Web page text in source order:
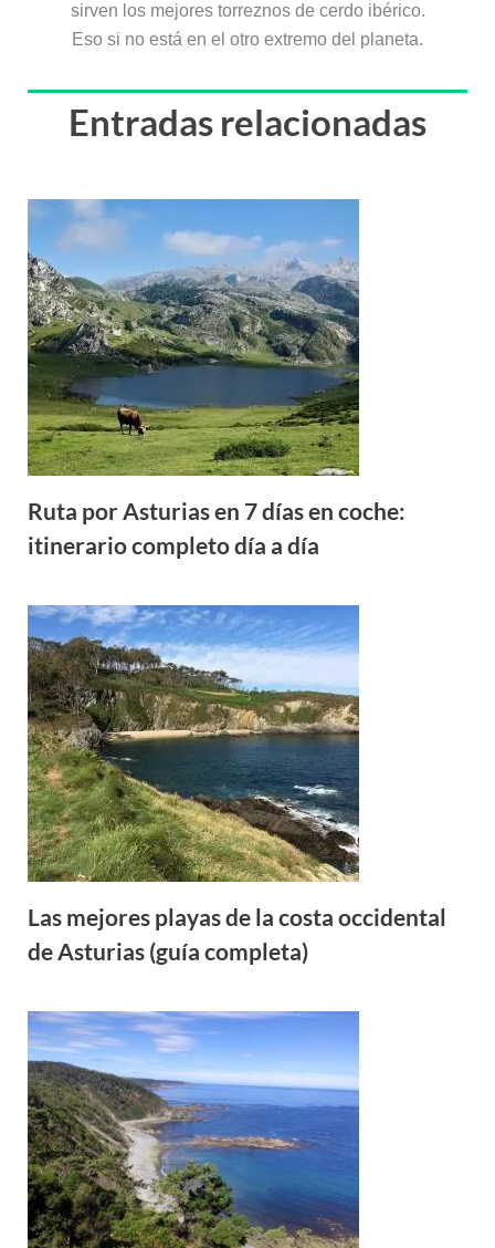
sirven los mejores torreznos de cerdo ibérico.
Eso si no está en el otro extremo del planeta.
Entradas relacionadas
Ruta por Asturias en 7 días en coche:
itinerario completo día a día
Las mejores playas de la costa occidental
de Asturias (guía completa)